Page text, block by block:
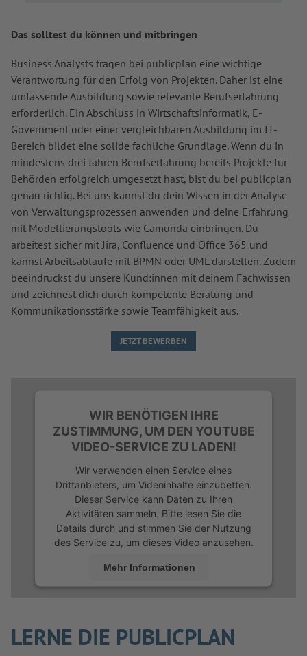
Das solltest du können und mitbringen
Business Analysts tragen bei publicplan eine wichtige
Verantwortung für den Erfolg von Projekten. Daher ist eine
umfassende Ausbildung sowie relevante Berufserfahrung
erforderlich. Ein Abschluss in Wirtschaftsinformatik, E-
Government oder einer vergleichbaren Ausbildung im IT-
Bereich bildet eine solide fachliche Grundlage. Wenn du in
mindestens drei Jahren Berufserfahrung bereits Projekte für
Behörden erfolgreich umgesetzt hast, bist du bei publicplan
genau richtig. Bei uns kannst du dein Wissen in der Analyse
von Verwaltungsprozessen anwenden und deine Erfahrung
mit Modellierungstools wie Camunda einbringen. Du
arbeitest sicher mit Jira, Confluence und Office 365 und
kannst Arbeitsabläufe mit BPMN oder UML darstellen. Zudem
beeindruckst du unsere Kund:innen mit deinem Fachwissen
und zeichnest dich durch kompetente Beratung und
Kommunikationsstärke sowie Teamfähigkeit aus.
JETZT BEWERBEN
WIR BENÖTIGEN IHRE
ZUSTIMMUNG, UM DEN YOUTUBE
VIDEO-SERVICE ZU LADEN!
Wir verwenden einen Service eines
Drittanbieters, um Videoinhalte einzubetten.
Dieser Service kann Daten zu Ihren
Aktivitäten sammeln. Bitte lesen Sie die
Details durch und stimmen Sie der Nutzung
des Service zu, um dieses Video anzusehen.
Mehr Informationen
powered by Usercentrics Consent
Management Platform
LERNE DIE PUBLICPLAN